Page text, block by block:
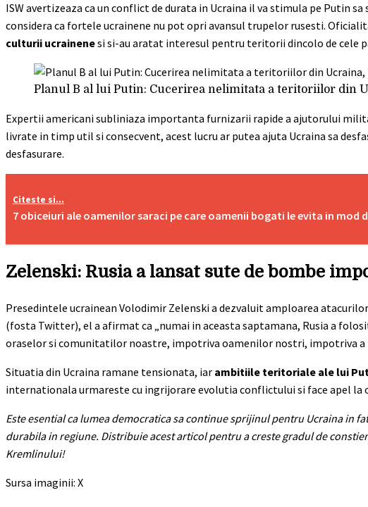
ISW avertizeaza ca un conflict de durata in Ucraina il va stimula pe
considera ca fortele ucrainene nu pot opri avansul trupelor rusesti.
culturii ucrainenesi si-au aratat interesul pentru teritorii dincolo de cele
Planul B al lui Putin: Cucerirea nelimitata a teritoriilor din
Expertii americani subliniaza importanta furnizarii rapide a ajutorului
livrate in timp util si consecvent, acest lucru ar putea ajuta Ucraina sa
desfasurare.
Citeste si...
7 obiceiuri ale oamenilor saraci pe care oamenii bogati le evita in mod
Zelenski: Rusia a lansat sute de bombe
Presedintele ucrainean Volodimir Zelenski a dezvaluit amploarea
(fosta Twitter), el a afirmat ca „numai in aceasta saptamana, Rusia a
oraselor si comunitatilor noastre, impotriva oamenilor nostri, impotriva a
Situatia din Ucraina ramane tensionata, iar ambitiile teritoriale ale lui
internationala urmareste cu ingrijorare evolutia conflictului si face apel la
Este esential ca lumea democratica sa continue sprijinul pentru Ucraina in
durabila in regiune. Distribuie acest articol pentru a creste gradul de
Kremlinului!
Sursa imaginii: X